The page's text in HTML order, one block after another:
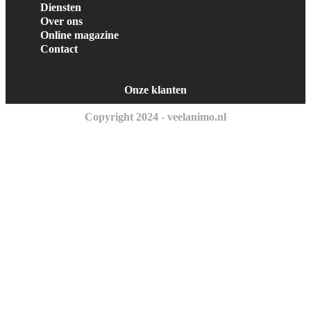
Diensten
Over ons
Online magazine
Contact
Onze klanten
Copyright 2024 - veelanimo.nl